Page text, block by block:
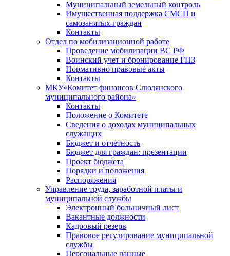
Муниципальный земельный контроль
Имущественная поддержка СМСП и
самозанятых граждан
Контакты
Отдел по мобилизационной работе
Проведение мобилизации ВС РФ
Воинский учет и бронирование ГПЗ
Нормативно правовые акты
Контакты
МКУ«Комитет финансов Слюдянского
муниципального района»
Контакты
Положение о Комитете
Сведения о доходах муниципальных
служащих
Бюджет и отчетность
Бюджет для граждан: презентации
Проект бюджета
Порядки и положения
Распоряжения
Управление труда, заработной платы и
муниципальной службы
Электронный больничный лист
Вакантные должности
Кадровый резерв
Правовое регулирование муниципальной
службы
Персональные данные